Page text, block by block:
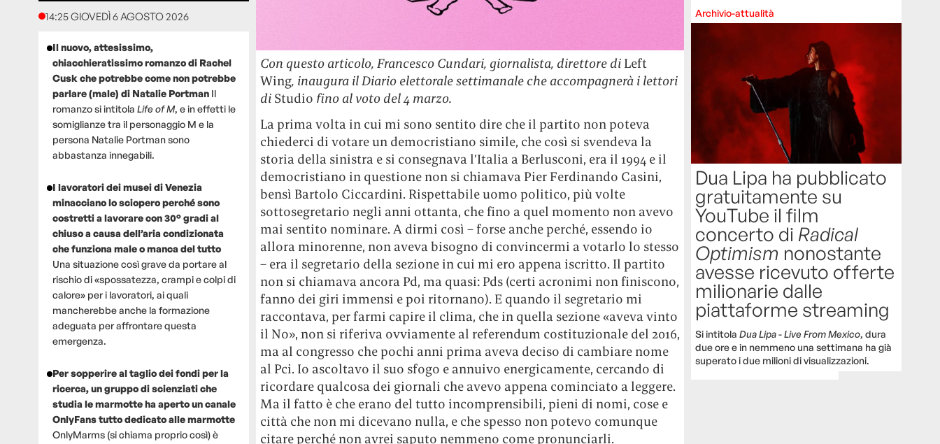
14:25 GIOVEDÌ 6 AGOSTO 2026
Il nuovo, attesissimo,
chiacchieratissimo romanzo di Rachel
Cusk che potrebbe come non potrebbe
parlare (male) di Natalie Portman Il
romanzo si intitola Life of M, e in effetti le
somiglianze tra il personaggio M e la
persona Natalie Portman sono
abbastanza innegabili.
I lavoratori dei musei di Venezia
minacciano lo sciopero perché sono
costretti a lavorare con 30° gradi al
chiuso a causa dell’aria condizionata
che funziona male o manca del tutto
Una situazione così grave da portare al
rischio di «spossatezza, crampi e colpi di
calore» per i lavoratori, ai quali
mancherebbe anche la formazione
adeguata per affrontare questa
emergenza.
Per sopperire al taglio dei fondi per la
ricerca, un gruppo di scienziati che
studia le marmotte ha aperto un canale
OnlyFans tutto dedicato alle marmotte
OnlyMarms (si chiama proprio così) è
Con questo articolo, Francesco Cundari, giornalista, direttore di Left
Wing, inaugura il Diario elettorale settimanale che accompagnerà i lettori
di Studio fino al voto del 4 marzo.
La prima volta in cui mi sono sentito dire che il partito non poteva
chiederci di votare un democristiano simile, che così si svendeva la
storia della sinistra e si consegnava l’Italia a Berlusconi, era il 1994 e il
democristiano in questione non si chiamava Pier Ferdinando Casini,
bensì Bartolo Ciccardini. Rispettabile uomo politico, più volte
sottosegretario negli anni ottanta, che fino a quel momento non avevo
mai sentito nominare. A dirmi così – forse anche perché, essendo io
allora minorenne, non aveva bisogno di convincermi a votarlo lo stesso
– era il segretario della sezione in cui mi ero appena iscritto. Il partito
non si chiamava ancora Pd, ma quasi: Pds (certi acronimi non finiscono,
fanno dei giri immensi e poi ritornano). E quando il segretario mi
raccontava, per farmi capire il clima, che in quella sezione «aveva vinto
il No», non si riferiva ovviamente al referendum costituzionale del 2016,
ma al congresso che pochi anni prima aveva deciso di cambiare nome
al Pci. Io ascoltavo il suo sfogo e annuivo energicamente, cercando di
ricordare qualcosa dei giornali che avevo appena cominciato a leggere.
Ma il fatto è che erano del tutto incomprensibili, pieni di nomi, cose e
città che non mi dicevano nulla, e che spesso non potevo comunque
citare perché non avrei saputo nemmeno come pronunciarli.
Archivio-attualità
Dua Lipa ha pubblicato
gratuitamente su
YouTube il film
concerto di Radical
Optimism nonostante
avesse ricevuto offerte
milionarie dalle
piattaforme streaming
Si intitolaDua Lipa - Live From Mexico, dura
due ore e in nemmeno una settimana ha già
superato i due milioni di visualizzazioni.